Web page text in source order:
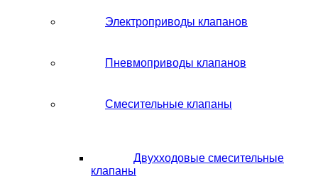
Электроприводы клапанов
Пневмоприводы клапанов
Смесительные клапаны
Двухходовые смесительные
клапаны